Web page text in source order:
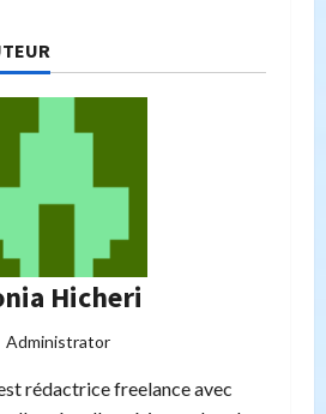
Hicheri
Administrator
rédactrice freelance avec